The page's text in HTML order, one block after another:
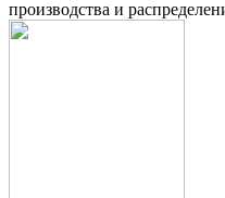
производства и